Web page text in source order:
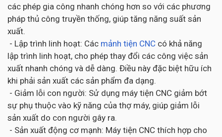
các phép gia công nhanh chóng hơn so với các phương
pháp thủ công truyền thống, giúp tăng năng suất sản
xuất.
- Lập trình linh hoạt: Các mảnh tiện CNC có khả năng
lập trình linh hoạt, cho phép thay đổi các công việc sản
xuất nhanh chóng và dễ dàng. Điều này đặc biệt hữu ích
khi phải sản xuất các sản phẩm đa dạng.
- Giảm lỗi con người: Sử dụng máy tiện CNC giảm bớt
sự phụ thuộc vào kỹ năng của thợ máy, giúp giảm lỗi
sản xuất do con người gây ra.
- Sản xuất động cơ mạnh: Máy tiện CNC thích hợp cho